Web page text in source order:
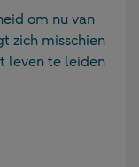
om nu van
zich misschien
leven te leiden